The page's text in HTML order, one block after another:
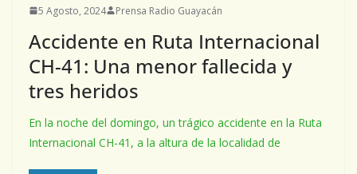
5 Agosto, 2024 Prensa Radio Guayacán
Accidente en Ruta Internacional
CH-41: Una menor fallecida y
tres heridos
En la noche del domingo, un trágico accidente en la Ruta
Internacional CH-41, a la altura de la localidad de